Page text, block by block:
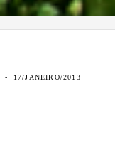
17/JANEIRO/2013